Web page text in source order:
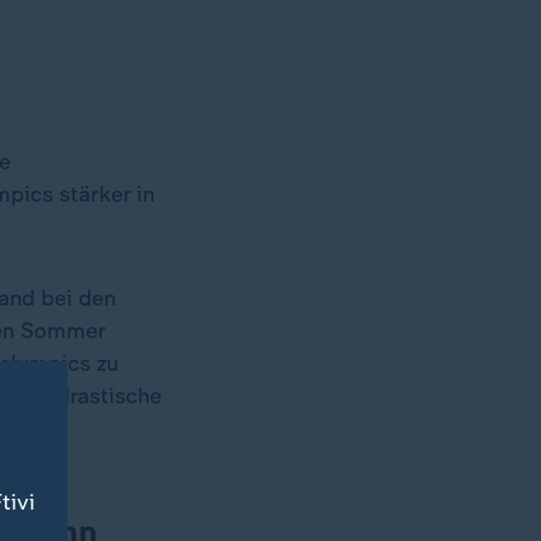
stärker in
bei den
Sommer
zu
drastische
dann